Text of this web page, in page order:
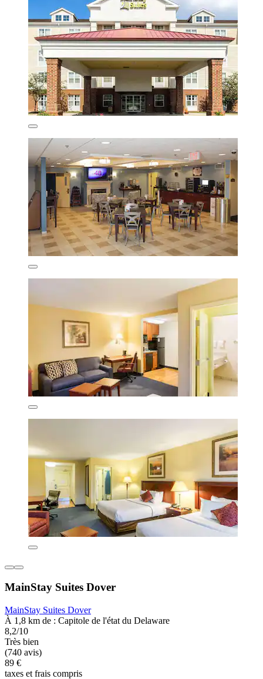
MainStay Suites Dover
MainStay Suites Dover
À 1,8 km de : Capitole de l'état du Delaware
8,2/10
Très bien
(740 avis)
89 €
taxes et frais compris